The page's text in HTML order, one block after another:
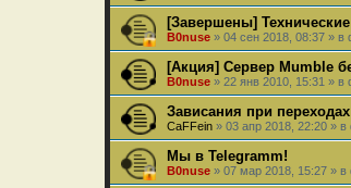
[Завершены]
B0nuse » 04 сен 2018, 08:37 » в
[Акция] Сервер Mumble
B0nuse » 22 янв 2010, 15:31 » в
Зависания при
CaFFein » 03 апр 2018, 22:20 » в
Мы в Telegramm!
B0nuse » 07 мар 2018, 15:27 » в